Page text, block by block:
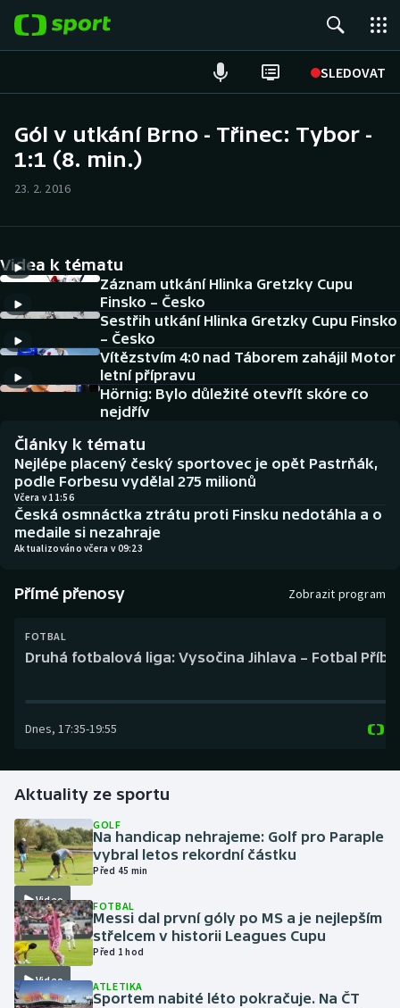
SLEDOVAT
Hokej
Cyklistika
DALŠÍ SPORTY
Americký fotbal
Baseball a softbal
Basketbal
Biatlon
Boby a skeleton
Box
Golf
Gymnastika
Házená
Jezdectví
Judo
NEPŘEHLÉDNĚTE
Historické návraty
Aplikace ČT sport
AZ kvíz
Gól v utkání Brno - Třinec: Tybor -
1:1 (8. min.)
23. 2. 2016
Videa k tématu
Záznam utkání Hlinka Gretzky Cupu
Finsko – Česko
Sestřih utkání Hlinka Gretzky Cupu Finsko
– Česko
Vítězstvím 4:0 nad Táborem zahájil Motor
letní přípravu
Hörnig: Bylo důležité otevřít skóre co
nejdřív
Články k tématu
Nejlépe placený český sportovec je opět Pastrňák,
podle Forbesu vydělal 275 milionů
Včera v 11:56
Česká osmnáctka ztrátu proti Finsku nedotáhla a o
medaile si nezahraje
Aktualizováno včera v 09:23
Přímé přenosy Zobrazit program
FOTBAL
Druhá fotbalová liga: Vysočina Jihlava – Fotbal
Dnes, 17:35-19:55
Aktuality ze sportu
Video
GOLF
Na handicap nehrajeme: Golf pro Paraple
vybral letos rekordní částku
Před 45 min
Video
FOTBAL
Messi dal první góly po MS a je nejlepším
střelcem v historii Leagues Cupu
Před 1 hod
ATLETIKA
Sportem nabité léto pokračuje. Na ČT